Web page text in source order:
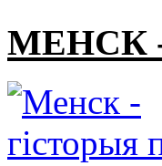
МЕНСК -